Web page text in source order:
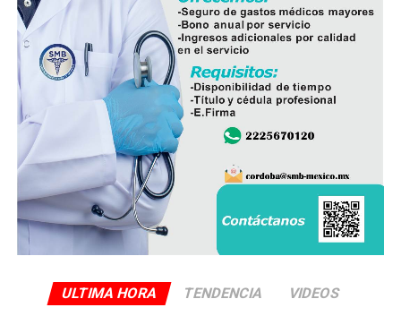
ULTIMA HORA TENDENCIA VIDEOS